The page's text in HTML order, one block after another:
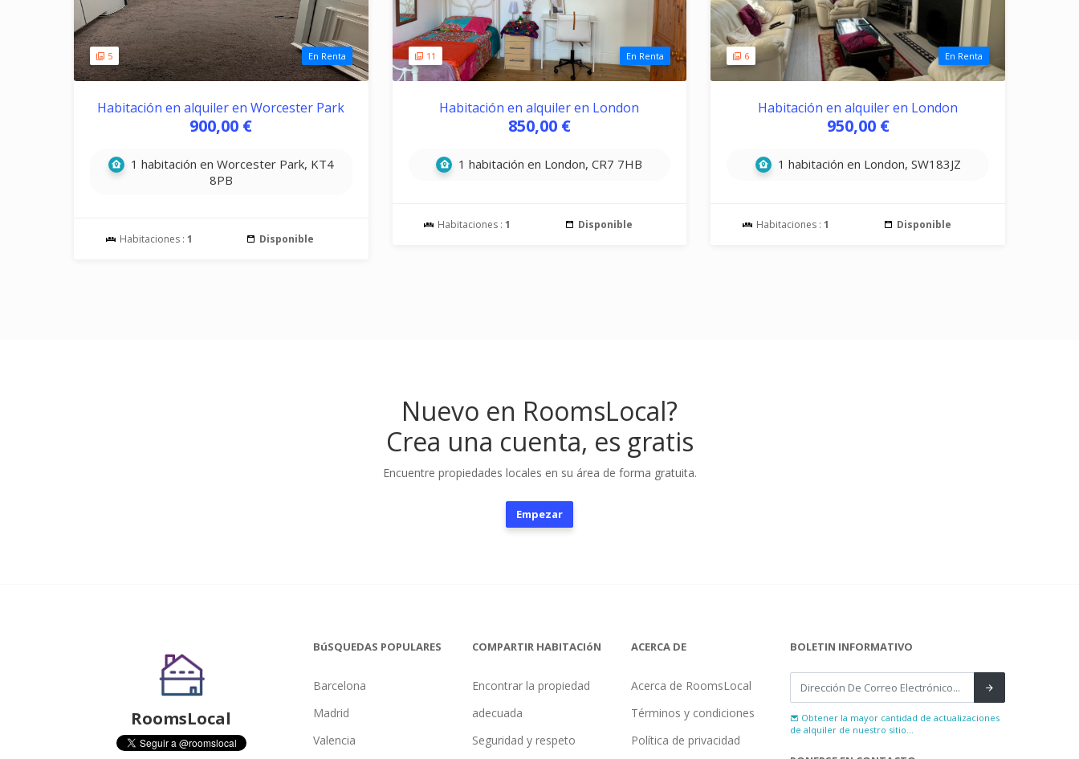
5 En Renta
Habitación en alquiler en Worcester Park
900,00 €
1 habitación en Worcester Park, KT4
8PB
Habitaciones : 1 Disponible
11 En Renta
Habitación en alquiler en London
850,00 €
1 habitación en London, CR7 7HB
Habitaciones :1 Disponible
6 En Renta
Habitación en alquiler en London
950,00 €
1 habitación en London, SW183JZ
Habitaciones : 1 Disponible
Nuevo en RoomsLocal?
Crea una cuenta, es gratis
Encuentre propiedades locales en su área de forma gratuita.
Empezar
RoomsLocal
BúSQUEDAS POPULARES
Barcelona
Madrid
Valencia
COMPARTIR HABITACIóN
Encontrar la propiedad
adecuada
Seguridad y respeto
ACERCA DE
Acerca de RoomsLocal
Términos y condiciones
Política de privacidad
BOLETIN INFORMATIVO
Obtener la mayor cantidad de actualizaciones
de alquiler de nuestro sitio...